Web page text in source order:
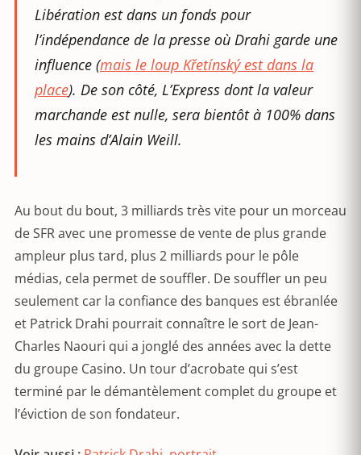
Libération est dans un fonds pour
l’indépendance de la presse où Drahi garde une
influence (mais le loup Křetínský est dans la
place). De son côté, L’Express dont la valeur
marchande est nulle, sera bientôt à 100% dans
les mains d’Alain Weill.
Au bout du bout, 3 milliards très vite pour un morceau
de SFR avec une promesse de vente de plus grande
ampleur plus tard, plus 2 milliards pour le pôle
médias, cela permet de souffler. De souffler un peu
seulement car la confiance des banques est ébranlée
et Patrick Drahi pourrait connaître le sort de Jean-
Charles Naouri qui a jonglé des années avec la dette
du groupe Casino. Un tour d’acrobate qui s’est
terminé par le démantèlement complet du groupe et
l’éviction de son fondateur.